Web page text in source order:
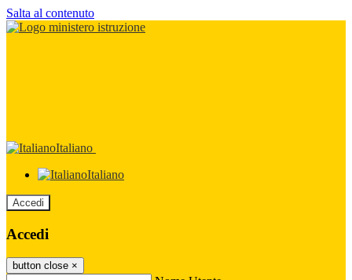
Salta al contenuto
Italiano
Italiano
Accedi
Accedi
button close ×